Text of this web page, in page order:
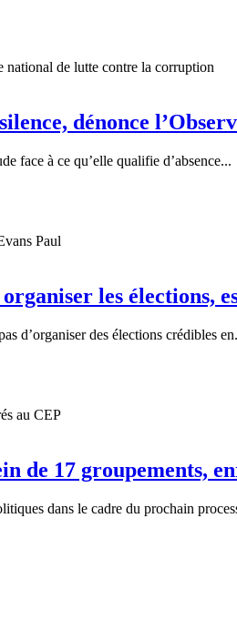
dénonce
face à ce qu’elle qualifie d’absence...
les élections,
d’organiser des élections crédibles
de 17 groupements,
dans le cadre du prochain